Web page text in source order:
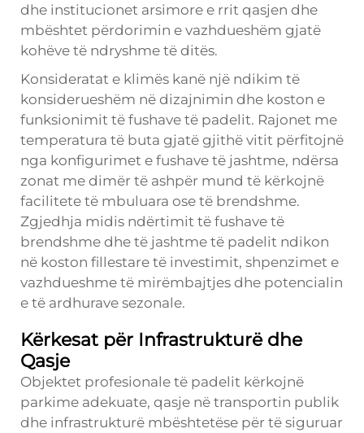
dhe institucionet arsimore e rrit qasjen dhe
mbështet përdorimin e vazhdueshëm gjatë
kohëve të ndryshme të ditës.
Konsideratat e klimës kanë një ndikim të
konsiderueshëm në dizajnimin dhe koston e
funksionimit të fushave të padelit. Rajonet me
temperatura të buta gjatë gjithë vitit përfitojnë
nga konfigurimet e fushave të jashtme, ndërsa
zonat me dimër të ashpër mund të kërkojnë
facilitete të mbuluara ose të brendshme.
Zgjedhja midis ndërtimit të fushave të
brendshme dhe të jashtme të padelit ndikon
në koston fillestare të investimit, shpenzimet e
vazhdueshme të mirëmbajtjes dhe potencialin
e të ardhurave sezonale.
Kërkesat për Infrastrukturë dhe
Qasje
Objektet profesionale të padelit kërkojnë
parkime adekuate, qasje në transportin publik
dhe infrastrukturë mbështetëse për të siguruar